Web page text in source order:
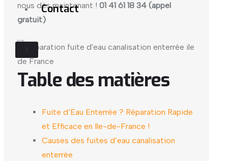
Contact
nous dès maintenant ! 01 41 61 18 34 (appel
gratuit)
Table des matières
Fuite d’Eau Enterrée ? Réparation Rapide
et Efficace en Ile-de-France !
Causes des fuites d’eau canalisation
enterrée